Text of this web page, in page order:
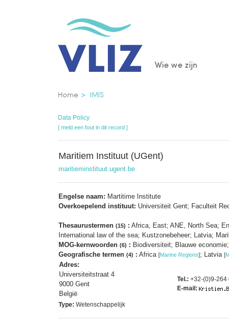
Main
Wie we zijn
Kruimelpad
Home IMIS
Data Policy
[ meld een fout in dit record ]
Maritiem Instituut (UGent)
maritieminstituut.ugent.be
Engelse naam: Martitime Institute
Overkoepelend instituut: Universiteit Gent; Faculteit
Thesaurustermen (15) : Africa, East; ANE, North Sea;
International law of the sea; Kustzonebeheer; Latvia;
MOG-kernwoorden (6) : Biodiversiteit; Blauwe
Geografische termen (4) : Africa [Marine Regions]; Latvia [
Adres:
Universiteitstraat 4
9000 Gent
België
Tel.: +32-(0)9-264
E-mail:
Type: Wetenschappelijk